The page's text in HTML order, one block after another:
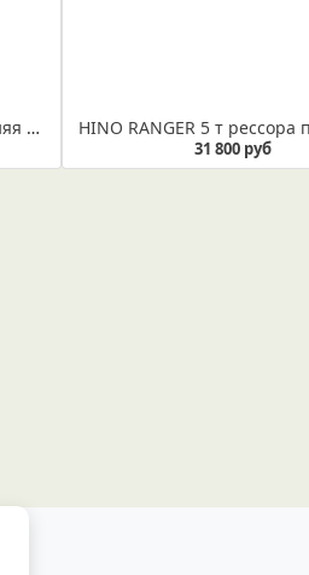
HINO RANGER 5т рессора задняя без подрессорника (Арт. IR 16-05) Рессора не укомплектована втулкой
31 800 руб